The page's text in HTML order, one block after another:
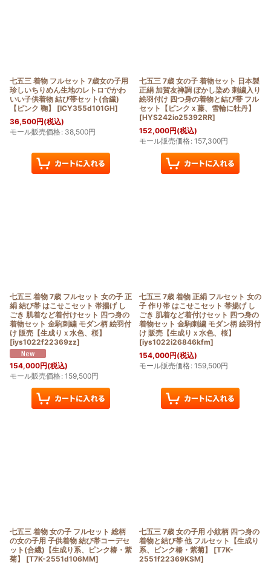
七五三 着物 フルセット 7歳女の子用
珍しいちりめん生地のレトロでかわ
いい子供着物 結び帯セット(合繊)
【ピンク 鞠】
[ICY355d101GH]
36,500円(税込)
モール販売価格: 38,500円
七五三 7歳 女の子 着物セット 日本製
正絹 加賀友禅調 ぼかし染め 刺繍入り
絵羽付け 四つ身の着物と結び帯 フル
セット【ピンクｘ藤、雪輪に牡丹】
[HYS242io25392RR]
152,000円(税込)
モール販売価格: 157,300円
七五三 着物 7歳 フルセット 女の子 正
絹 結び帯 はこせこセット 帯揚げ し
ごき 肌着など着付けセット 四つ身の
着物セット 金駒刺繍 モダン柄 絵羽付
け 販売【生成りｘ水色、桜】
[iys1022f22369zz]
154,000円(税込)
モール販売価格: 159,500円
七五三 7歳 着物 正絹 フルセット 女の
子 作り帯 はこせこセット 帯揚げ し
ごき 肌着など着付けセット 四つ身の
着物セット 金駒刺繍 モダン柄 絵羽付
け 販売【生成りｘ水色、桜】
[iys1022i26846kfm]
154,000円(税込)
モール販売価格: 159,500円
七五三 着物 女の子 フルセット 総柄
の女の子用 子供着物 結び帯コーデセ
ット(合繊)【生成り系、ピンク椿・紫
菊】
[T7K-2551d106MM]
七五三 7歳 女の子用 小紋柄 四つ身の
着物と結び帯 他 フルセット【生成り
系、ピンク椿・紫菊】
[T7K-
2551f22369KSM]